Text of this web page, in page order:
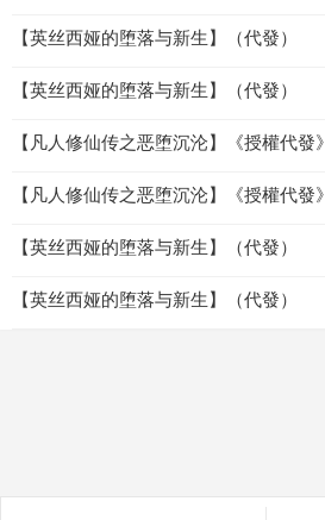
【英丝西娅的堕落与新生】（代發）
【英丝西娅的堕落与新生】（代發）
【凡人修仙传之恶堕沉沦】《授權代發》
【凡人修仙传之恶堕沉沦】《授權代發》
【英丝西娅的堕落与新生】（代發）
【英丝西娅的堕落与新生】（代發）